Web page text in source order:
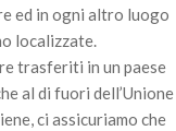
ed in ogni altro luogo
localizzate.
trasferiti in un paese
al di fuori dell’Unione
ci assicuriamo che